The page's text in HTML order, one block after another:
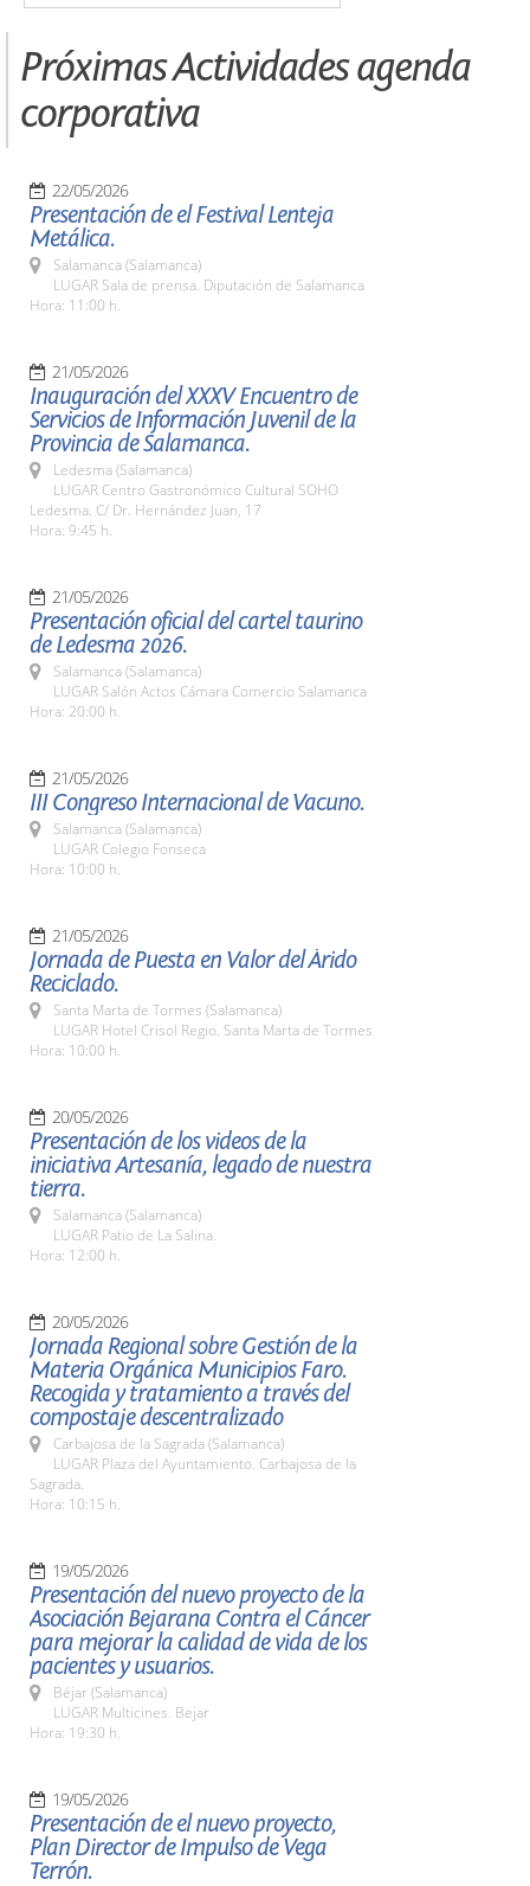
Próximas Actividades agenda
corporativa
22/05/2026
Presentación de el Festival Lenteja
Metálica.
Salamanca (Salamanca)
LUGAR Sala de prensa. Diputación de Salamanca
Hora: 11:00 h.
21/05/2026
Inauguración del XXXV Encuentro de
Servicios de Información Juvenil de la
Provincia de Salamanca.
Ledesma (Salamanca)
LUGAR Centro Gastronómico Cultural SOHO
Ledesma. C/ Dr. Hernández Juan, 17
Hora: 9:45 h.
21/05/2026
Presentación oficial del cartel taurino
de Ledesma 2026.
Salamanca (Salamanca)
LUGAR Salón Actos Cámara Comercio Salamanca
Hora: 20:00 h.
21/05/2026
III Congreso Internacional de Vacuno.
Salamanca (Salamanca)
LUGAR Colegio Fonseca
Hora: 10:00 h.
21/05/2026
Jornada de Puesta en Valor del Árido
Reciclado.
Santa Marta de Tormes (Salamanca)
LUGAR Hotel Crisol Regio. Santa Marta de Tormes
Hora: 10:00 h.
20/05/2026
Presentación de los videos de la
iniciativa Artesanía, legado de nuestra
tierra.
Salamanca (Salamanca)
LUGAR Patio de La Salina.
Hora: 12:00 h.
20/05/2026
Jornada Regional sobre Gestión de la
Materia Orgánica Municipios Faro.
Recogida y tratamiento a través del
compostaje descentralizado
Carbajosa de la Sagrada (Salamanca)
LUGAR Plaza del Ayuntamiento. Carbajosa de la
Sagrada.
Hora: 10:15 h.
19/05/2026
Presentación del nuevo proyecto de la
Asociación Bejarana Contra el Cáncer
para mejorar la calidad de vida de los
pacientes y usuarios.
Béjar (Salamanca)
LUGAR Multicines. Bejar
Hora: 19:30 h.
19/05/2026
Presentación de el nuevo proyecto,
Plan Director de Impulso de Vega
Terrón.